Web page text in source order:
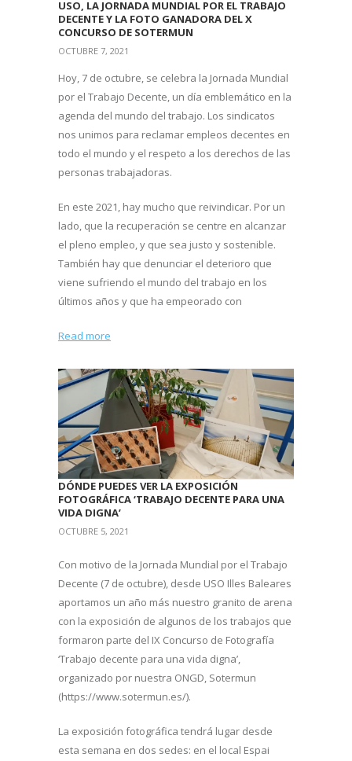
USO, LA JORNADA MUNDIAL POR EL TRABAJO
DECENTE Y LA FOTO GANADORA DEL X
CONCURSO DE SOTERMUN
OCTUBRE 7, 2021
Hoy, 7 de octubre, se celebra la Jornada Mundial
por el Trabajo Decente, un día emblemático en la
agenda del mundo del trabajo. Los sindicatos
nos unimos para reclamar empleos decentes en
todo el mundo y el respeto a los derechos de las
personas trabajadoras.
En este 2021, hay mucho que reivindicar. Por un
lado, que la recuperación se centre en alcanzar
el pleno empleo, y que sea justo y sostenible.
También hay que denunciar el deterioro que
viene sufriendo el mundo del trabajo en los
últimos años y que ha empeorado con
Read more
DÓNDE PUEDES VER LA EXPOSICIÓN
FOTOGRÁFICA ‘TRABAJO DECENTE PARA UNA
VIDA DIGNA’
OCTUBRE 5, 2021
Con motivo de la Jornada Mundial por el Trabajo
Decente (7 de octubre), desde USO Illes Baleares
aportamos un año más nuestro granito de arena
con la exposición de algunos de los trabajos que
formaron parte del IX Concurso de Fotografía
‘Trabajo decente para una vida digna’,
organizado por nuestra ONGD, Sotermun
(https://www.sotermun.es/).
La exposición fotográfica tendrá lugar desde
esta semana en dos sedes: en el local Espai